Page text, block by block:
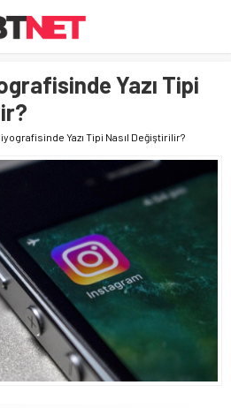
Yazı Tipi
Yazı Tipi Nasıl Değiştirilir?